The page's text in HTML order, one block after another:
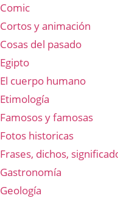
Comic
Cortos y animación
Cosas del pasado
Egipto
El cuerpo humano
Etimología
Famosos y famosas
Fotos historicas
Frases, dichos,
Gastronomía
Geología